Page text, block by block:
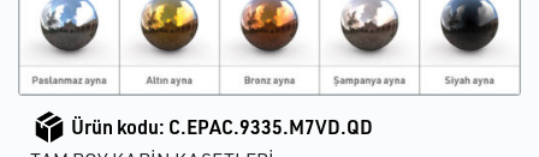
Ürün kodu: C.EPAC.9335.M7VD.QD